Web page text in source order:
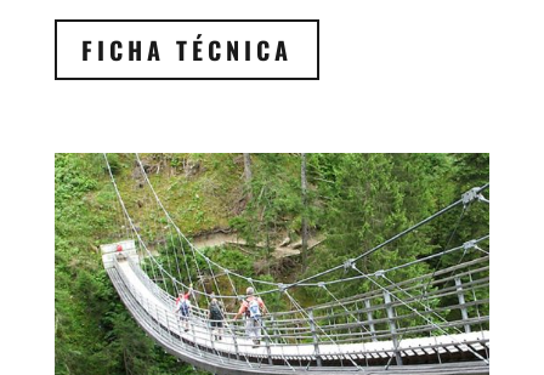
FICHA TÉCNICA